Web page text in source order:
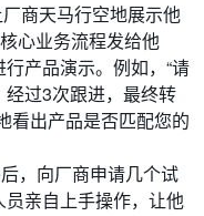
商天马行空地展示他
心业务流程发给他
产品演示。例如，“请
过3次跟进，最终转
看出产品是否匹配您的
，向厂商申请几个试
亲自上手操作，让他